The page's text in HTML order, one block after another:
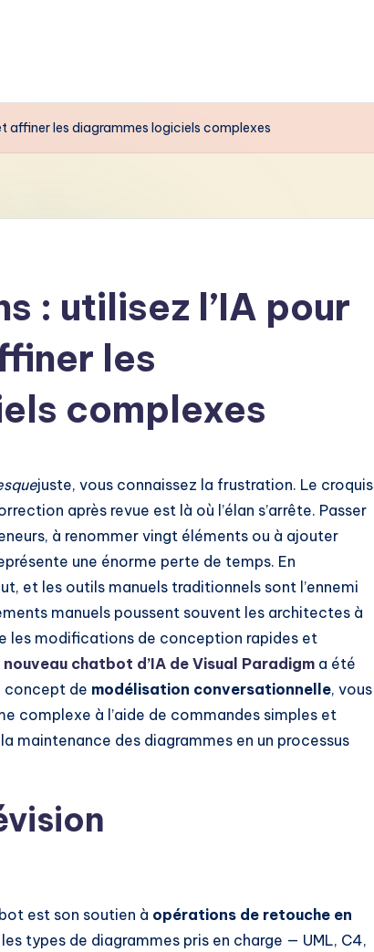
affiner les diagrammes logiciels complexes
: utilisez l’IA pour
les
complexes
juste, vous connaissez la frustration. Le croquis
après revue est là où l’élan s’arrête. Passer
à renommer vingt éléments ou à ajouter
une énorme perte de temps. En
et les outils manuels traditionnels sont l’ennemi
manuels poussent souvent les architectes à
les modifications de conception rapides et
nouveau chatbot d’IA de Visual Paradigm a été
concept de modélisation conversationnelle, vous
complexe à l’aide de commandes simples et
maintenance des diagrammes en un processus
est son soutien à opérations de retouche en
types de diagrammes pris en charge — UML, C4,